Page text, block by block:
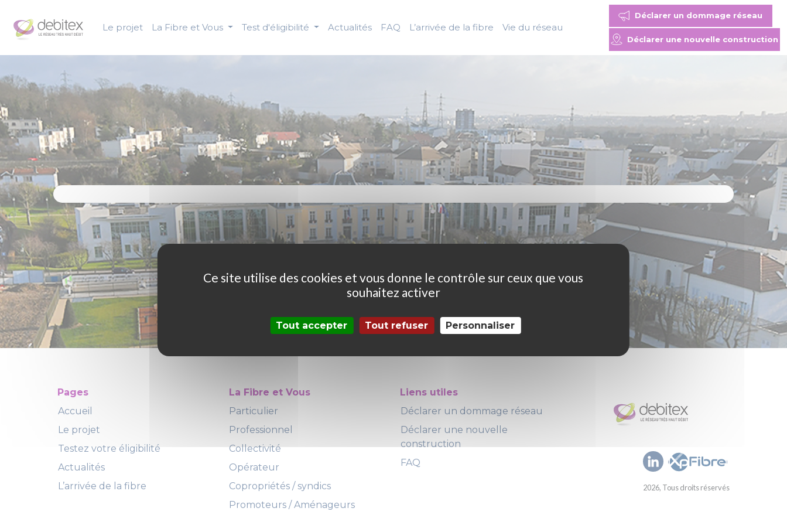
Le projet La Fibre et Vous Test d'éligibilité Actualités FAQ L’arrivée de la fibre Vie du réseau
Déclarer un dommage réseau
Déclarer une nouvelle construction
Pages
Accueil
Le projet
Testez votre éligibilité
Actualités
L’arrivée de la fibre
La Fibre et Vous
Particulier
Professionnel
Collectivité
Opérateur
Copropriétés / syndics
Promoteurs / Aménageurs
Liens utiles
Déclarer un dommage réseau
Déclarer une nouvelle
construction
FAQ
2026, Tous droits réservés
Ce site utilise des cookies et vous donne le contrôle sur ceux que vous
souhaitez activer
Tout accepter Tout refuser Personnaliser